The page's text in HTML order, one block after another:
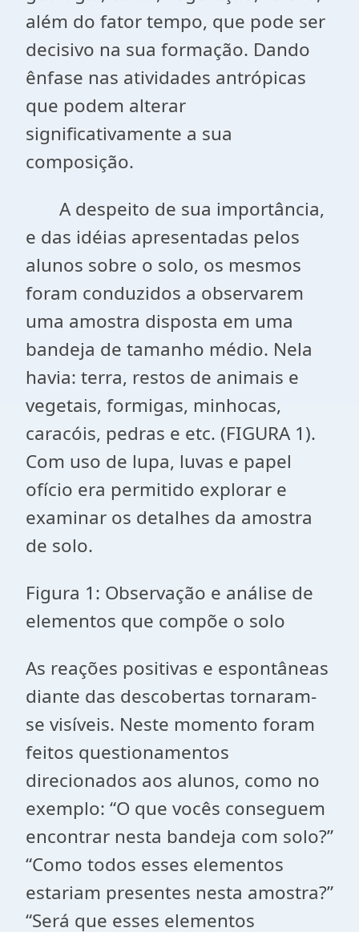
além do fator tempo, que pode ser
decisivo na sua formação. Dando
ênfase nas atividades antrópicas
que podem alterar
significativamente a sua
composição.
A despeito de sua importância,
e das idéias apresentadas pelos
alunos sobre o solo, os mesmos
foram conduzidos a observarem
uma amostra disposta em uma
bandeja de tamanho médio. Nela
havia: terra, restos de animais e
vegetais, formigas, minhocas,
caracóis, pedras e etc. (FIGURA 1).
Com uso de lupa, luvas e papel
ofício era permitido explorar e
examinar os detalhes da amostra
de solo.
Figura 1: Observação e análise de
elementos que compõe o solo
As reações positivas e espontâneas
diante das descobertas tornaram-
se visíveis. Neste momento foram
feitos questionamentos
direcionados aos alunos, como no
exemplo: “O que vocês conseguem
encontrar nesta bandeja com solo?”
“Como todos esses elementos
estariam presentes nesta amostra?”
“Será que esses elementos